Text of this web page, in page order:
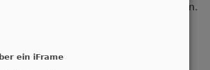
zu schaffen.
ein iFrame